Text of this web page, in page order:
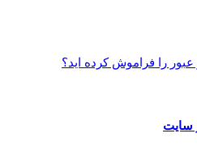
عبور را فراموش کرده اید؟
سایت